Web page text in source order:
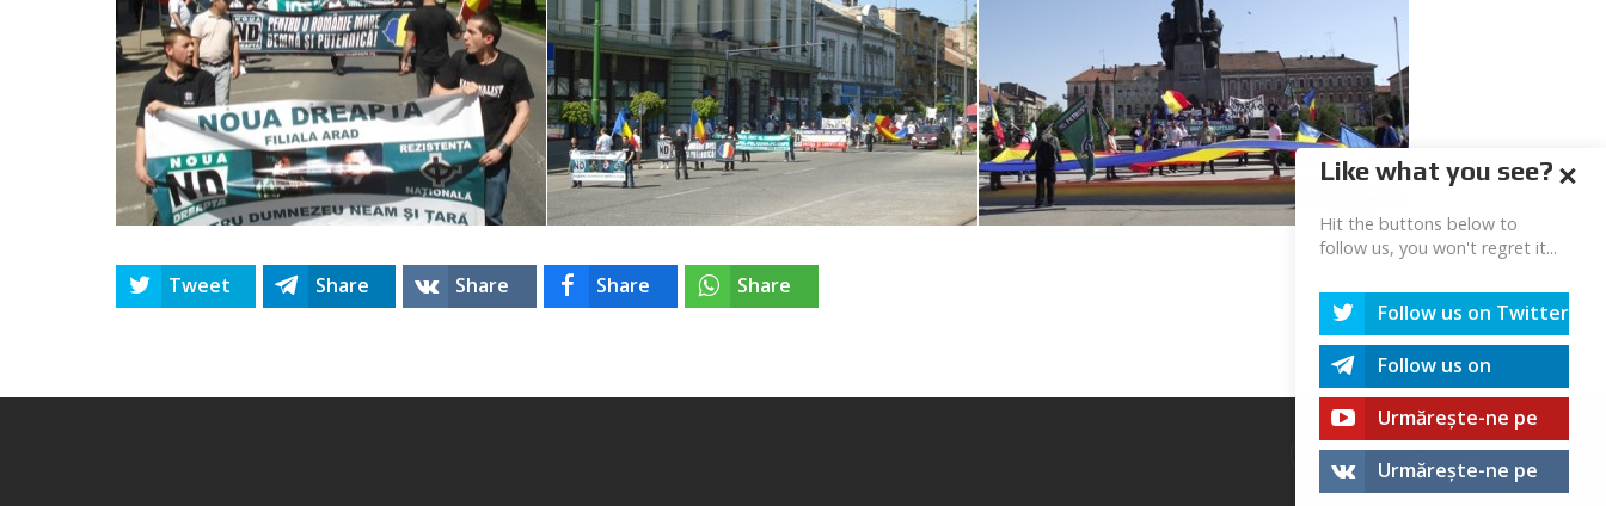
Tweet Share Share Share Share
Like what you see?
Hit the buttons below to
follow us, you won't regret it...
Follow us on Twitter
Follow us on
Telegram
Urmărește-ne pe
youtube!
Urmărește-ne pe